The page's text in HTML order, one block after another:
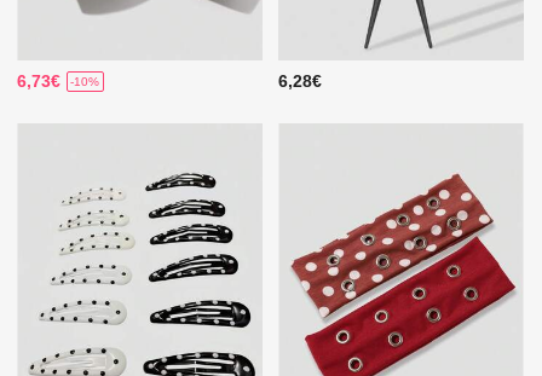
6,73€ -10% 6,28€